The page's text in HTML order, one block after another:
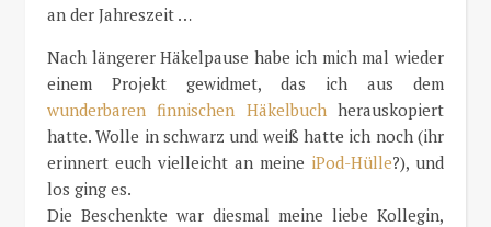
an der Jahreszeit …
Nach längerer Häkelpause habe ich mich mal wieder
einem Projekt gewidmet, das ich aus dem
wunderbaren finnischen Häkelbuchherauskopiert
hatte. Wolle in schwarz und weiß hatte ich noch (ihr
erinnert euch vielleicht an meine iPod-Hülle?), und
los ging es.
Die Beschenkte war diesmal meine liebe Kollegin,